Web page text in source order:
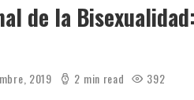
de la
2019 2 min read 392